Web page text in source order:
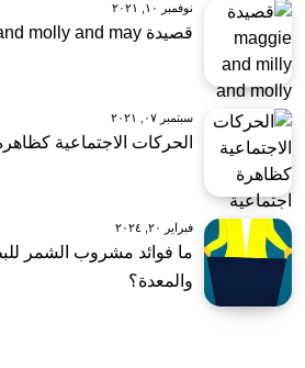
نوفمبر ١٠, ٢٠٢١
قصيدة maggie and milly and molly and may
سبتمبر ٠٧, ٢٠٢١
الحركات الاجتماعية
فبراير ٢٠, ٢٠٢٤
ما فوائد مشروب الشمر
والمعدة؟